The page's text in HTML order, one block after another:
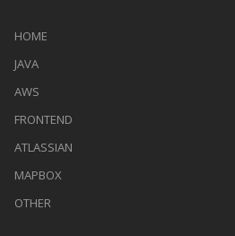
HOME
JAVA
AWS
FRONTEND
ATLASSIAN
MAPBOX
OTHER